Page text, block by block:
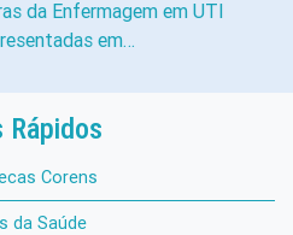
da Enfermagem em UTI
em…
Rápidos
Corens
da Saúde